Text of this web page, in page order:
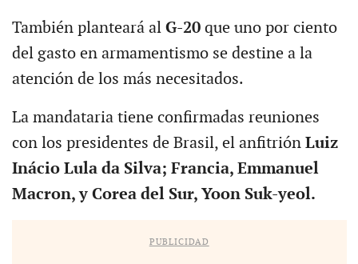
También planteará al G-20que uno por ciento
del gasto en armamentismo se destine a la
atención de los más necesitados.
La mandataria tiene confirmadas reuniones
con los presidentes de Brasil, el anfitrión Luiz
Inácio Lula da Silva; Francia, Emmanuel
Macron, y Corea del Sur, Yoon Suk-yeol.
PUBLICIDAD